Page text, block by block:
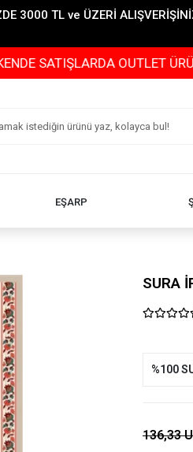
3000 TL ve ÜZERİ
OUTLET
EŞARP
SURA
%100
136,33